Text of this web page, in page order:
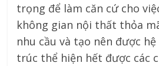
trọng để làm căn cứ cho
không gian nội thất thỏa
nhu cầu và tạo nên được
trúc thể hiện hết được các